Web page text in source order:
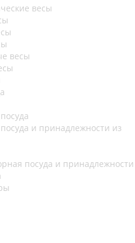
весы
весы
и принадлежности из
посуда и принадлежности